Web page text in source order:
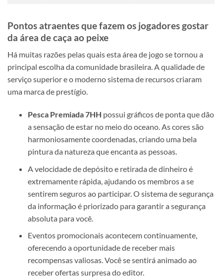
Pontos atraentes que fazem os jogadores gostar
da área de caça ao peixe
Há muitas razões pelas quais esta área de jogo se tornou a
principal escolha da comunidade brasileira. A qualidade de
serviço superior e o moderno sistema de recursos criaram
uma marca de prestígio.
Pesca Premiada 7HH possui gráficos de ponta que dão
a sensação de estar no meio do oceano. As cores são
harmoniosamente coordenadas, criando uma bela
pintura da natureza que encanta as pessoas.
A velocidade de depósito e retirada de dinheiro é
extremamente rápida, ajudando os membros a se
sentirem seguros ao participar. O sistema de segurança
da informação é priorizado para garantir a segurança
absoluta para você.
Eventos promocionais acontecem continuamente,
oferecendo a oportunidade de receber mais
recompensas valiosas. Você se sentirá animado ao
receber ofertas surpresa do editor.